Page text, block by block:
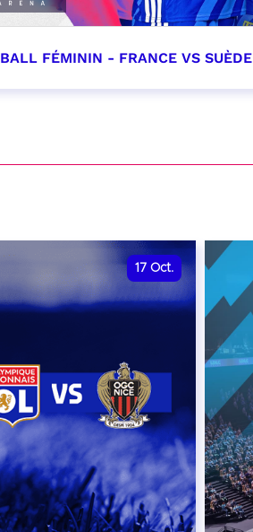
FÉMININ - FRANCE VS SUÈDE
17 Oct.